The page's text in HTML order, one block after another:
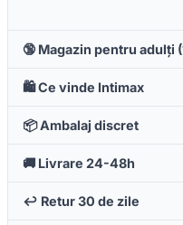
🔞 Magazin pentru adulți
🛍️ Ce vinde Intimax
📦 Ambalaj discret
🚚 Livrare 24-48h
↩️ Retur 30 de zile